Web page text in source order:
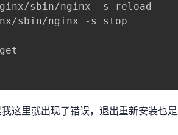
sbin/nginx -s reload
sbin/nginx -s stop
这里就出现了错误，退出重新安装也